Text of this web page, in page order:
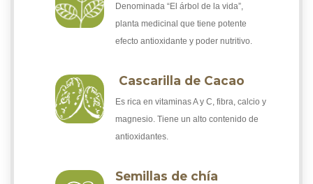
Denominada “El árbol de la vida”,
planta medicinal que tiene potente
efecto antioxidante y poder nutritivo.
Cascarilla de Cacao
Es rica en vitaminas A y C, fibra, calcio y
magnesio. Tiene un alto contenido de
antioxidantes.
Semillas de chía